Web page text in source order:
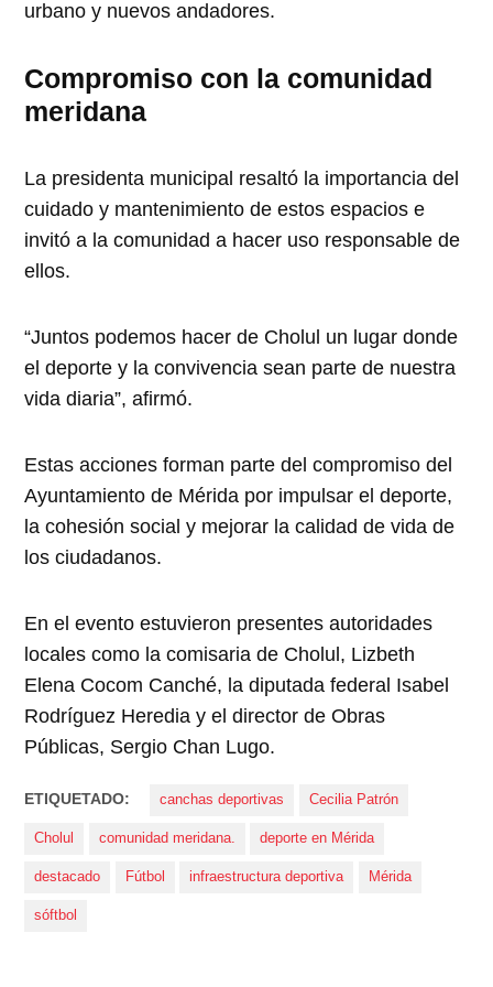
urbano y nuevos andadores.
Compromiso con la comunidad
meridana
La presidenta municipal resaltó la importancia del
cuidado y mantenimiento de estos espacios e
invitó a la comunidad a hacer uso responsable de
ellos.
“Juntos podemos hacer de Cholul un lugar donde
el deporte y la convivencia sean parte de nuestra
vida diaria”, afirmó.
Estas acciones forman parte del compromiso del
Ayuntamiento de Mérida por impulsar el deporte,
la cohesión social y mejorar la calidad de vida de
los ciudadanos.
En el evento estuvieron presentes autoridades
locales como la comisaria de Cholul, Lizbeth
Elena Cocom Canché, la diputada federal Isabel
Rodríguez Heredia y el director de Obras
Públicas, Sergio Chan Lugo.
ETIQUETADO: canchas deportivas Cecilia Patrón
Cholul comunidad meridana. deporte en Mérida
destacado Fútbol infraestructura deportiva Mérida
sóftbol